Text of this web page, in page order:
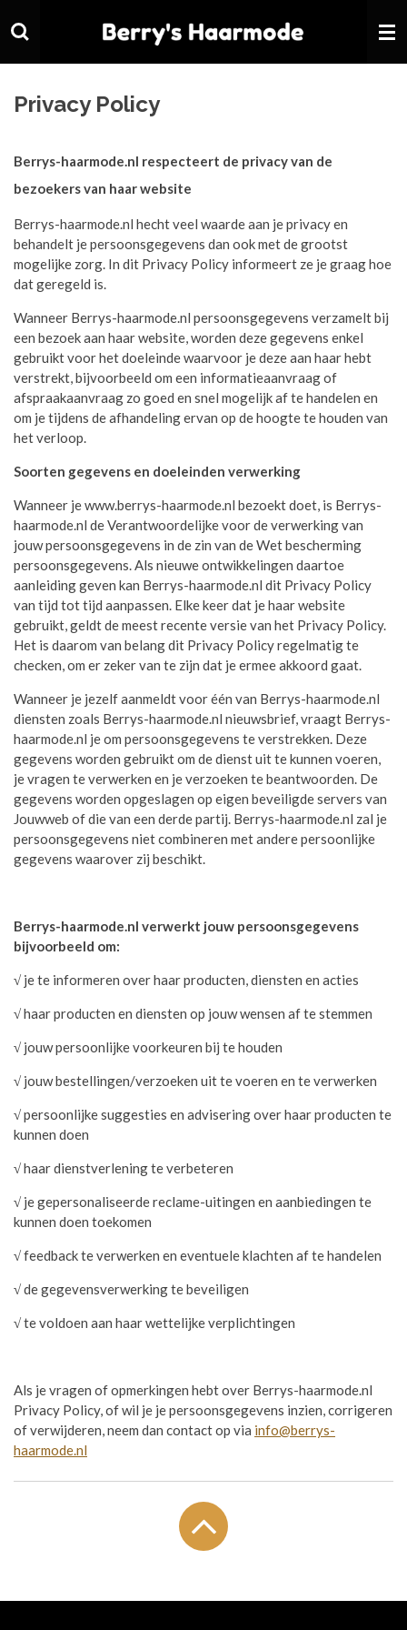
direct
hoofdinhoud
Privacy Policy
Berrys-haarmode.nl respecteert de privacy van de
bezoekers van haar website
Berrys-haarmode.nl hecht veel waarde aan je privacy en
behandelt je persoonsgegevens dan ook met de grootst
mogelijke zorg. In dit Privacy Policy informeert ze je graag hoe
dat geregeld is.
Wanneer Berrys-haarmode.nl persoonsgegevens verzamelt bij
een bezoek aan haar website, worden deze gegevens enkel
gebruikt voor het doeleinde waarvoor je deze aan haar hebt
verstrekt, bijvoorbeeld om een informatieaanvraag of
afspraakaanvraag zo goed en snel mogelijk af te handelen en
om je tijdens de afhandeling ervan op de hoogte te houden van
het verloop.
Soorten gegevens en doeleinden verwerking
Wanneer je www.berrys-haarmode.nl bezoekt doet, is Berrys-
haarmode.nl de Verantwoordelijke voor de verwerking van
jouw persoonsgegevens in de zin van de Wet bescherming
persoonsgegevens. Als nieuwe ontwikkelingen daartoe
aanleiding geven kan Berrys-haarmode.nl dit Privacy Policy
van tijd tot tijd aanpassen. Elke keer dat je haar website
gebruikt, geldt de meest recente versie van het Privacy Policy.
Het is daarom van belang dit Privacy Policy regelmatig te
checken, om er zeker van te zijn dat je ermee akkoord gaat.
Wanneer je jezelf aanmeldt voor één van Berrys-haarmode.nl
diensten zoals Berrys-haarmode.nl nieuwsbrief, vraagt Berrys-
haarmode.nl je om persoonsgegevens te verstrekken. Deze
gegevens worden gebruikt om de dienst uit te kunnen voeren,
je vragen te verwerken en je verzoeken te beantwoorden. De
gegevens worden opgeslagen op eigen beveiligde servers van
Jouwweb of die van een derde partij. Berrys-haarmode.nl zal je
persoonsgegevens niet combineren met andere persoonlijke
gegevens waarover zij beschikt.
Berrys-haarmode.nl verwerkt jouw persoonsgegevens
bijvoorbeeld om:
√ je te informeren over haar producten, diensten en acties
√haar producten en diensten op jouw wensen af te stemmen
√ jouw persoonlijke voorkeuren bij te houden
√ jouw bestellingen/verzoeken uit te voeren en te verwerken
√persoonlijke suggesties en advisering over haar producten te
kunnen doen
√haar dienstverlening te verbeteren
√ je gepersonaliseerde reclame-uitingen en aanbiedingen te
kunnen doen toekomen
√feedback te verwerken en eventuele klachten af te handelen
√de gegevensverwerking te beveiligen
√te voldoen aan haar wettelijke verplichtingen
Als je vragen of opmerkingen hebt over Berrys-haarmode.nl
Privacy Policy, of wil je je persoonsgegevens inzien, corrigeren
of verwijderen, neem dan contact op via info@berrys-
haarmode.nl